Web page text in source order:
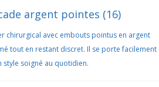
argent pointes (16)
chirurgical avec embouts pointus en argent
tout en restant discret. Il se porte facilement
style soigné au quotidien.